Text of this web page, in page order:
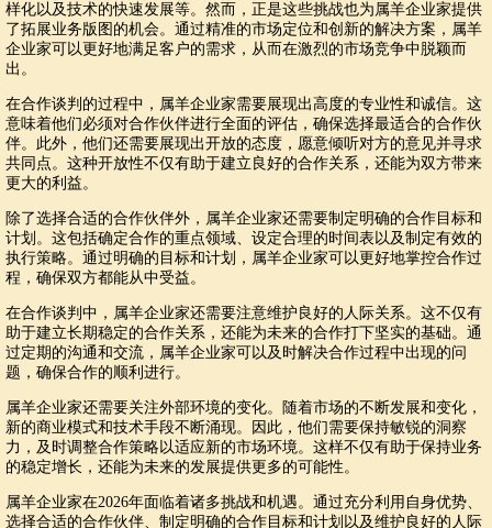
样化以及技术的快速发展等。然而，正是这些挑战也为属羊企业家提供
了拓展业务版图的机会。通过精准的市场定位和创新的解决方案，属羊
企业家可以更好地满足客户的需求，从而在激烈的市场竞争中脱颖而
出。
在合作谈判的过程中，属羊企业家需要展现出高度的专业性和诚信。这
意味着他们必须对合作伙伴进行全面的评估，确保选择最适合的合作伙
伴。此外，他们还需要展现出开放的态度，愿意倾听对方的意见并寻求
共同点。这种开放性不仅有助于建立良好的合作关系，还能为双方带来
更大的利益。
除了选择合适的合作伙伴外，属羊企业家还需要制定明确的合作目标和
计划。这包括确定合作的重点领域、设定合理的时间表以及制定有效的
执行策略。通过明确的目标和计划，属羊企业家可以更好地掌控合作过
程，确保双方都能从中受益。
在合作谈判中，属羊企业家还需要注意维护良好的人际关系。这不仅有
助于建立长期稳定的合作关系，还能为未来的合作打下坚实的基础。通
过定期的沟通和交流，属羊企业家可以及时解决合作过程中出现的问
题，确保合作的顺利进行。
属羊企业家还需要关注外部环境的变化。随着市场的不断发展和变化，
新的商业模式和技术手段不断涌现。因此，他们需要保持敏锐的洞察
力，及时调整合作策略以适应新的市场环境。这样不仅有助于保持业务
的稳定增长，还能为未来的发展提供更多的可能性。
属羊企业家在2026年面临着诸多挑战和机遇。通过充分利用自身优势、
选择合适的合作伙伴、制定明确的合作目标和计划以及维护良好的人际